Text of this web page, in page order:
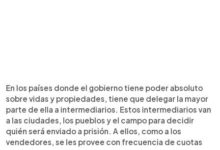
En los países donde el gobierno tiene poder absoluto
sobre vidas y propiedades, tiene que delegar la mayor
parte de ella a intermediarios. Estos intermediarios van
a las ciudades, los pueblos y el campo para decidir
quién será enviado a prisión. A ellos, como a los
vendedores, se les provee con frecuencia de cuotas